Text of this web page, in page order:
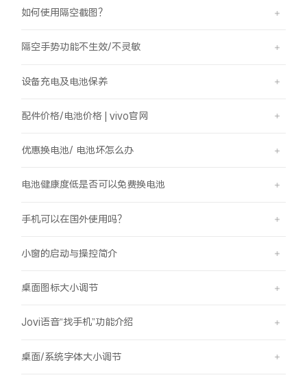
如何使用隔空截图？
隔空手势功能不生效/不灵敏
设备充电及电池保养
配件价格/电池价格 | vivo官网
优惠换电池/ 电池坏怎么办
电池健康度低是否可以免费换电池
手机可以在国外使用吗？
小窗的启动与操控简介
桌面图标大小调节
Jovi语音“找手机”功能介绍
桌面/系统字体大小调节